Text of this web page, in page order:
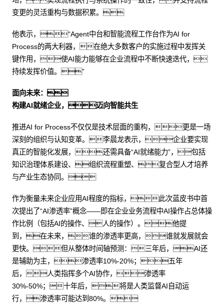
变更的灵活重构与数据积累。
他表示，“Agent中台和智能流程工作台作为AI for
Process的两大利器，在绝大多数客户的实施过程中发挥关
键作用，使AI能力能够在企业流程中不断快速迭代，
持续发挥价值。”
面向未来：
构建AI就绪企业，迈向智能共生
推进AI for Process不仅仅是技术层面的重构，更是一场
深刻的组织与认知变革。李晨龙表示，企业要实现
真正的智能化发展，还需具备“AI就绪能力”，包括
知识治理体系建设、组织流程重塑、复合型人才培养
与产业生态协同。
作为衡量未来企业应用AI程度的指标，此次蓝皮书中首
次提出了“AI渗透率”概念——即在企业业务流程中AI操作占总体操
作比例（包括AI的操作、人的操作）。他提
到，在未来，谁的渗透率更高，谁就发展就会
更快。但从整体时间轴预测：三年后，AI还
是辅助为主，渗透率10%-20%；五年
后，人类指挥多个AI协作，渗透率
30%-50%；十年后，将是人类监督AI自动运
行，渗透率可能达到80%。